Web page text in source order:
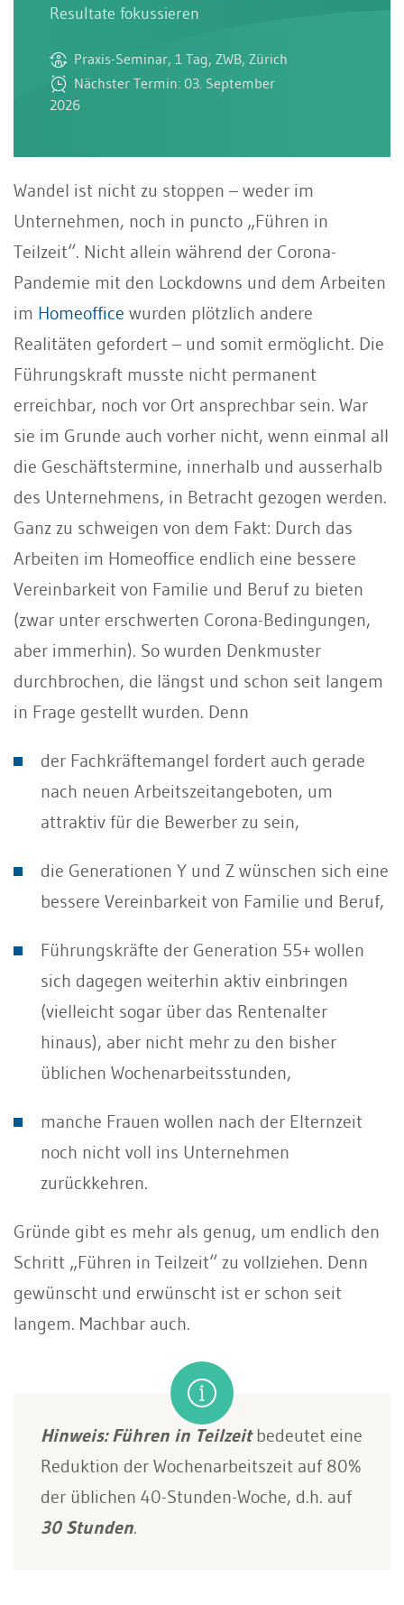
Resultate fokussieren
Praxis-Seminar, 1 Tag, ZWB, Zürich
Nächster Termin: 03. September
2026
Wandel ist nicht zu stoppen – weder im
Unternehmen, noch in puncto „Führen in
Teilzeit“. Nicht allein während der Corona-
Pandemie mit den Lockdowns und dem Arbeiten
im Homeoffice wurden plötzlich andere
Realitäten gefordert – und somit ermöglicht. Die
Führungskraft musste nicht permanent
erreichbar, noch vor Ort ansprechbar sein. War
sie im Grunde auch vorher nicht, wenn einmal all
die Geschäftstermine, innerhalb und ausserhalb
des Unternehmens, in Betracht gezogen werden.
Ganz zu schweigen von dem Fakt: Durch das
Arbeiten im Homeoffice endlich eine bessere
Vereinbarkeit von Familie und Beruf zu bieten
(zwar unter erschwerten Corona-Bedingungen,
aber immerhin). So wurden Denkmuster
durchbrochen, die längst und schon seit langem
in Frage gestellt wurden. Denn
der Fachkräftemangel fordert auch gerade
nach neuen Arbeitszeitangeboten, um
attraktiv für die Bewerber zu sein,
die Generationen Y und Z wünschen sich eine
bessere Vereinbarkeit von Familie und Beruf,
Führungskräfte der Generation 55+ wollen
sich dagegen weiterhin aktiv einbringen
(vielleicht sogar über das Rentenalter
hinaus), aber nicht mehr zu den bisher
üblichen Wochenarbeitsstunden,
manche Frauen wollen nach der Elternzeit
noch nicht voll ins Unternehmen
zurückkehren.
Gründe gibt es mehr als genug, um endlich den
Schritt „Führen in Teilzeit“ zu vollziehen. Denn
gewünscht und erwünscht ist er schon seit
langem. Machbar auch.
Hinweis: Führen in Teilzeitbedeutet eine
Reduktion der Wochenarbeitszeit auf 80%
der üblichen 40-Stunden-Woche, d.h. auf
30 Stunden.